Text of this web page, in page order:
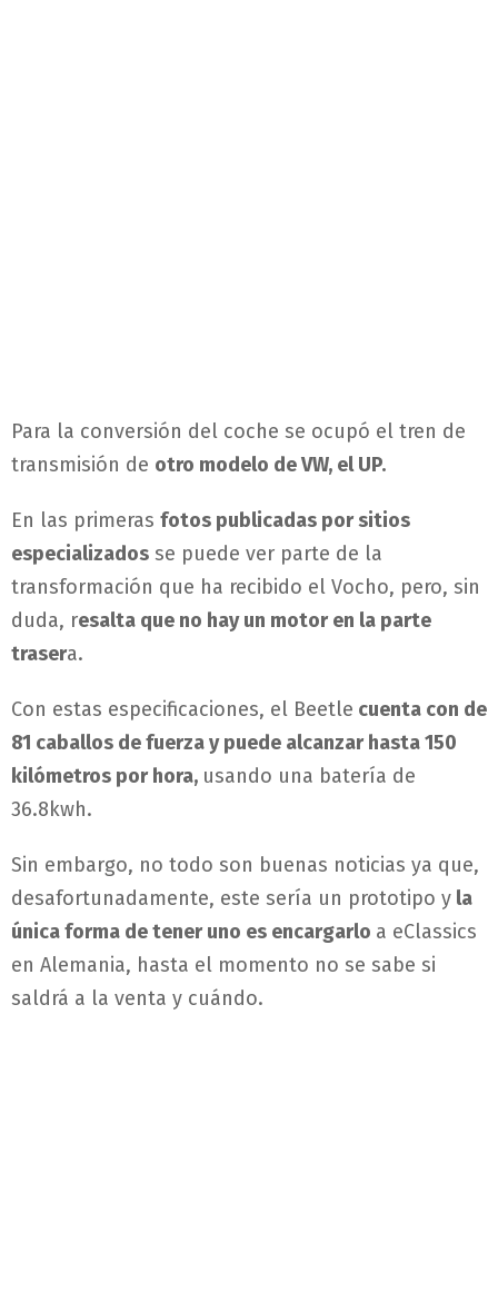
Para la conversión del coche se ocupó el tren de
transmisión de otro modelo de VW, el UP.
En las primeras fotos publicadas por sitios
especializados se puede ver parte de la
transformación que ha recibido el Vocho, pero, sin
duda, resalta que no hay un motor en la parte
trasera.
Con estas especificaciones, el Beetle cuenta con de
81 caballos de fuerza y puede alcanzar hasta 150
kilómetros por hora, usando una batería de
36.8kwh.
Sin embargo, no todo son buenas noticias ya que,
desafortunadamente, este sería un prototipo y la
única forma de tener uno es encargarlo a eClassics
en Alemania, hasta el momento no se sabe si
saldrá a la venta y cuándo.